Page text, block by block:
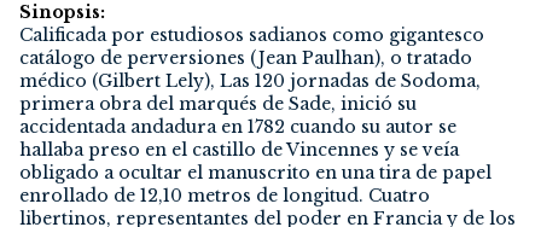
Sinopsis:
Calificada por estudiosos sadianos como gigantesco
catálogo de perversiones (Jean Paulhan), o tratado
médico (Gilbert Lely), Las 120 jornadas de Sodoma,
primera obra del marqués de Sade, inició su
accidentada andadura en 1782 cuando su autor se
hallaba preso en el castillo de Vincennes y se veía
obligado a ocultar el manuscrito en una tira de papel
enrollado de 12,10 metros de longitud. Cuatro
libertinos, representantes del poder en Francia y de los